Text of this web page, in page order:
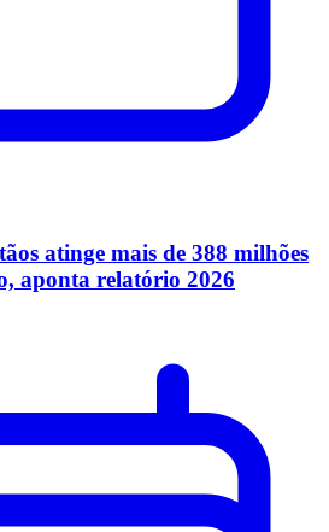
atinge mais de 388 milhões
aponta relatório 2026